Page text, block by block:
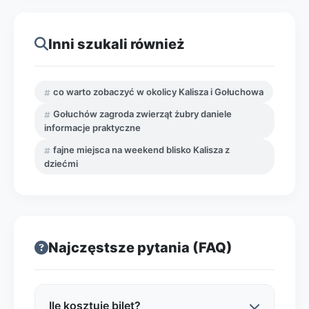
Inni szukali również
co warto zobaczyć w okolicy Kalisza i Gołuchowa
Gołuchów zagroda zwierząt żubry daniele
informacje praktyczne
fajne miejsca na weekend blisko Kalisza z
dziećmi
Najczęstsze pytania (FAQ)
Ile kosztuje bilet?